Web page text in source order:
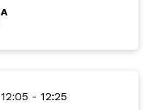
12:05 - 12:25